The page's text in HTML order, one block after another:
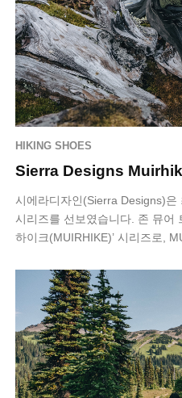
HIKING SHOES
Sierra Designs
시에라디자인(Sierra Designs)
시리즈를 선보였습니다. 존 뮤어
하이크(MUIRHIKE)’ 시리즈로,